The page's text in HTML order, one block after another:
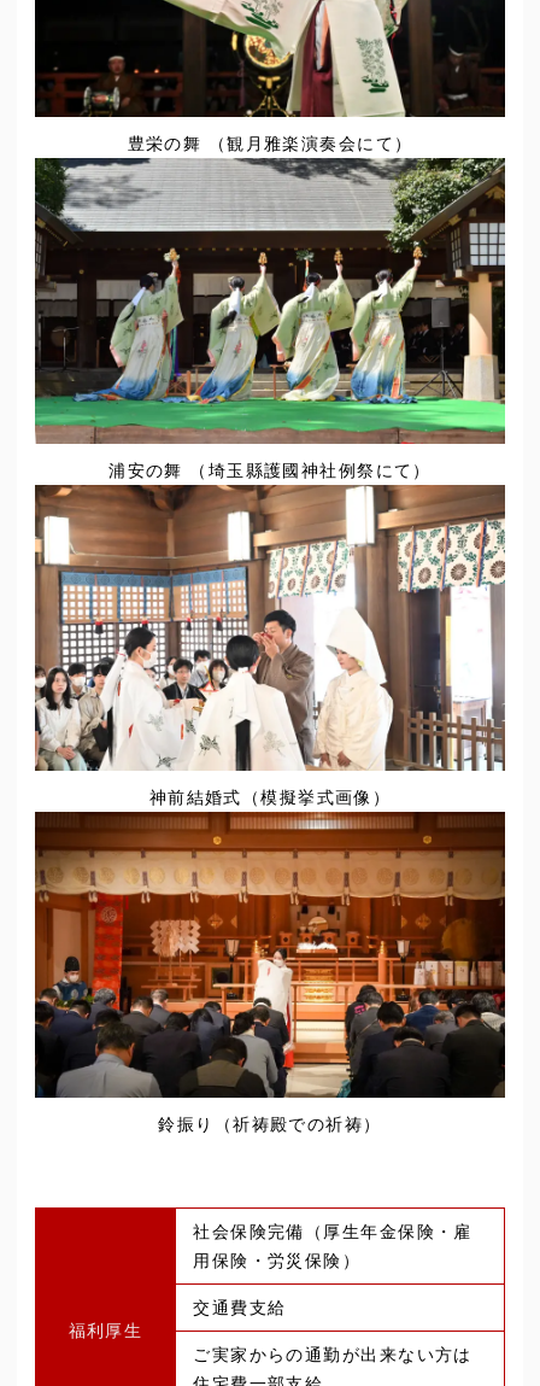
豊栄の舞 （観月雅楽演奏会にて）
浦安の舞 （埼玉縣護國神社例祭にて）
神前結婚式（模擬挙式画像）
鈴振り（祈祷殿での祈祷）
福利厚生
社会保険完備（厚生年金保険・雇
用保険・労災保険）
交通費支給
ご実家からの通勤が出来ない方は